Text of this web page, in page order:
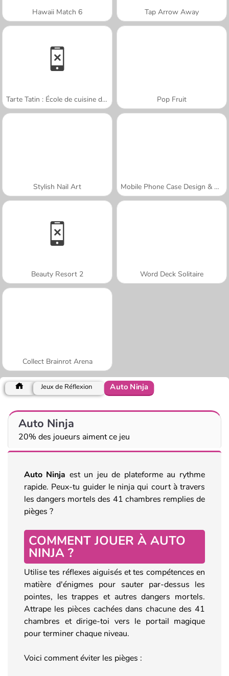
Hawaii Match 6 Tap Arrow Away
Tarte Tatin : École de cuisine de Sara Pop Fruit
Stylish Nail Art Mobile Phone Case Design & DIY
Beauty Resort 2 Word Deck Solitaire
Collect Brainrot Arena
Jeux de Réflexion Auto Ninja
Auto Ninja
20% des joueurs aiment ce jeu
Auto Ninja est un jeu de plateforme au rythme
rapide. Peux-tu guider le ninja qui court à travers
les dangers mortels des 41 chambres remplies de
pièges ?
COMMENT JOUER À AUTO
NINJA ?
Utilise tes réflexes aiguisés et tes compétences en
matière d'énigmes pour sauter par-dessus les
pointes, les trappes et autres dangers mortels.
Attrape les pièces cachées dans chacune des 41
chambres et dirige-toi vers le portail magique
pour terminer chaque niveau.
Voici comment éviter les pièges :